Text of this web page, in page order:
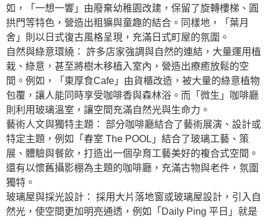
如，「一想一響」由廢棄幼稚園改建，保留了旋轉樓梯、圓
拱門等特色，營造出粗獷與童趣的結合。同樣地，「葉月
舍」則以日式復古風格呈現，充滿日式町屋的氛圍。
自然與綠意環繞： 許多店家強調與自然的連結，大量運用植
栽、綠意，甚至將樹木移植入室內，營造出療癒放鬆的空
間。例如，「東厚食Cafe」由貨櫃改造，被大量的綠意植物
包覆，讓人能同時享受咖啡香與森林浴。而「微生」咖啡廳
則利用玻璃溫室，讓空間充滿自然光與生命力。
藝術人文與獨特主題： 部分咖啡廳結合了藝術展演、設計或
特定主題，例如「春室 The POOL」結合了玻璃工藝、策
展、體驗與餐飲，打造出一個孕育工藝美好的複合式空間。
還有以懷舊攝影棚為主題的咖啡廳，充滿古物與老件，氛圍
獨特。
玻璃屋與採光設計： 採用大片落地窗或玻璃屋設計，引入自
然光，使空間更加明亮通透，例如「Daily Ping 平日」就是